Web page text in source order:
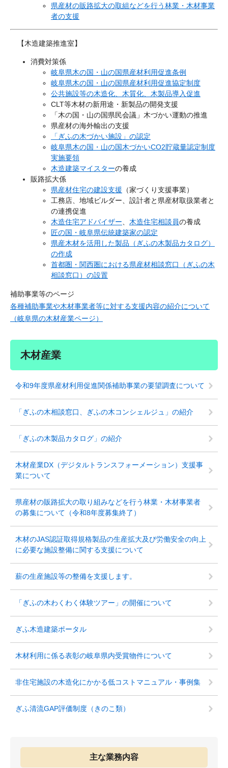
県産材の販路拡大の取組などを行う林業・木材事業
者の支援
【木造建築推進室】
消費対策係
岐阜県木の国・山の国県産材利用促進条例
岐阜県木の国・山の国県産材利用促進協定制度
公共施設等の木造化、木質化、木製品導入促進
CLT等木材の新用途・新製品の開発支援
「木の国・山の国県民会議」木づかい運動の推進
県産材の海外輸出の支援
「ぎふの木づかい施設」の認定
岐阜県木の国・山の国木づかいCO2貯蔵量認定制度
実施要領
木造建築マイスターの養成​
販路拡大係
県産材住宅の建設支援 （家づくり支援事業）
工務店、地域ビルダー、設計者と県産材取扱業者と
の連携促進
木造住宅アドバイザー、 木造住宅相談員の養成
匠の国・岐阜県伝統建築家の認定
県産木材を活用した製品（ぎふの木製品カタログ）
の作成
首都圏・関西圏における県産材相談窓口（ぎふの木
相談窓口）の設置
補助事業等のページ
各種補助事業や木材事業者等に対する支援内容の紹介について
（岐阜県の木材産業ページ）
木材産業
令和9年度県産材利用促進関係補助事業の要望調査について
「ぎふの木相談窓口、ぎふの木コンシェルジュ」の紹介
「ぎふの木製品カタログ」の紹介
木材産業DX（デジタルトランスフォーメーション）支援事
業について
県産材の販路拡大の取り組みなどを行う林業・木材事業者
の募集について（令和8年度募集終了）
木材のJAS認証取得規格製品の生産拡大及び労働安全の向上
に必要な施設整備に関する支援について
薪の生産施設等の整備を支援します。
「ぎふの木わくわく体験ツアー」の開催について
ぎふ木造建築ポータル
木材利用に係る表彰の岐阜県内受賞物件について
非住宅施設の木造化にかかる低コストマニュアル・事例集
ぎふ清流GAP評価制度（きのこ類）
主な業務内容